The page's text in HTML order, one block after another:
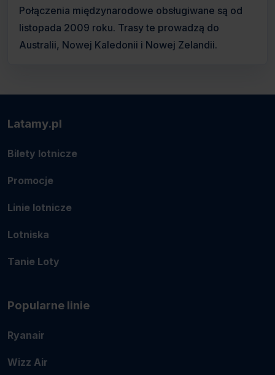
Połączenia międzynarodowe obsługiwane są od
listopada 2009 roku. Trasy te prowadzą do
Australii, Nowej Kaledonii i Nowej Zelandii.
Latamy.pl
Bilety lotnicze
Promocje
Linie lotnicze
Lotniska
Tanie Loty
Popularne linie
Ryanair
Wizz Air